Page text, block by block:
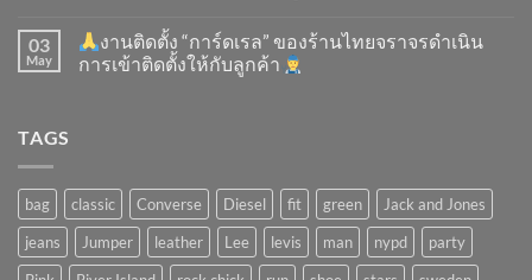
03
May
งานติดตั้ง “การ์ดเรล” ของร้านไทยจราจรดำเนิน
การเข้าติดตั้ง​ให้กับลูกค้า
TAGS
bag classic Converse Diesel fit green
Jack and Jones
jeans
Jumper leather Lee levis man nypd
party